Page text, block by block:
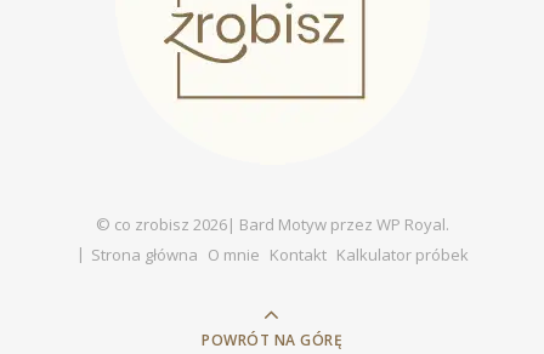
© co zrobisz 2026| Bard Motyw przez WP Royal.
Strona główna O mnie Kontakt Kalkulator próbek
POWRÓT NA GÓRĘ